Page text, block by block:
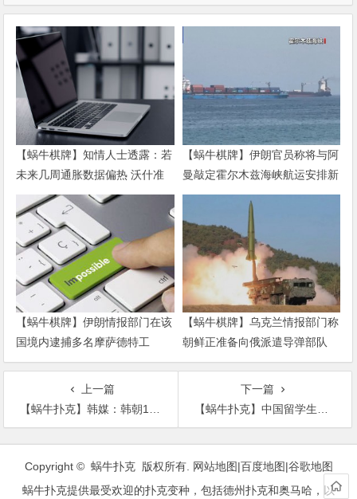
【蜗牛棋牌】知情人士透露：若
未来几周通胀数据偏热 沃什准
备好加息
【蜗牛棋牌】伊朗官员称将与阿
曼敲定霍尔木兹海峡航运安排新
协议
【蜗牛棋牌】伊朗情报部门在该
国境内逮捕多名摩萨德特工
【蜗牛棋牌】乌克兰情报部门称
朝鲜正准备向俄派遣导弹部队
上一篇
【蜗牛扑克】韩媒：韩朝13日起联合考察京义线公路朝方路段
下一篇
【蜗牛扑克】中国留学生少了？华媒：新西兰政府仍持乐观态度
文
Copyright © 蜗牛扑克 版权所有. 网站地图|百度地图|谷歌地图
蜗牛扑克提供最受欢迎的扑克变种，包括德州扑克和奥马哈，以